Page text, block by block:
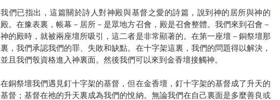
我們已指出，這篇關於詩人對神殿與基督之愛的詩篇，說到神的居所與神的
殿。在豫表裏，帳幕－居所－是眾地方召會，殿是召會整體。我們來到召會－
神的殿時，就被兩座壇所吸引，這二者是非常顯著的。在第一座壇－銅祭壇那
裏，我們承認我們的罪、失敗和缺點。在十字架這裏，我們的問題得以解決，
並且我們彀資格進入神裏面。然後我們可以來到金香壇接觸神。
在銅祭壇我們遇見釘十字架的基督，但在金香壇，釘十字架的基督成了升天的
基督；基督在祂的升天裏成為我們的悅納。無論我們在自己裏面是多麼善良或